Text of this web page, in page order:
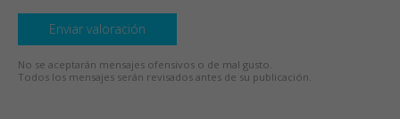
Enviar valoración
No se aceptarán mensajes ofensivos o de mal gusto.
Todos los mensajes serán revisados antes de su publicación.